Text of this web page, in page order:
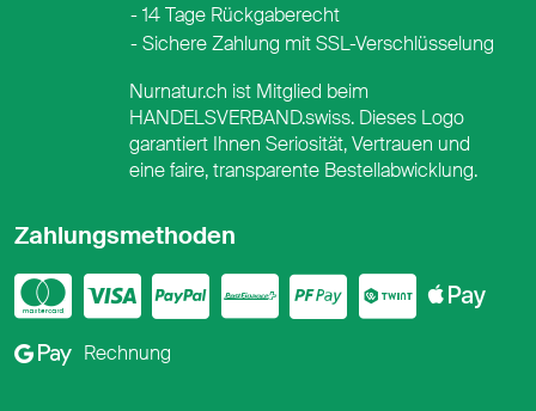
14 Tage Rückgaberecht
Sichere Zahlung mit SSL-Verschlüsselung
Zahlungsmethoden
Mastercard
VisaPayPal
PostFinance
Twint
Google Pay
Rechnung
Nurnatur.ch ist Mitglied beim
HANDELSVERBAND.swiss. Dieses Logo
garantiert Ihnen Seriosität, Vertrauen und
eine faire, transparente Bestellabwicklung.